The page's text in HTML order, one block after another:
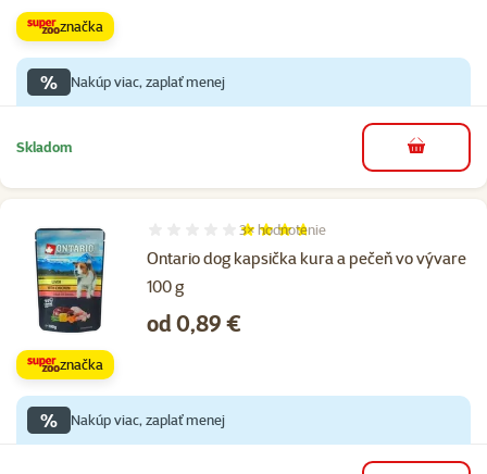
značka
% Nakúp viac, zaplať menej
Skladom do košíka
Ontario dog kapsička kura a pečeň vo vývare
100 g
Hodnotenie 73%, počet hodnotení: 3
3× hodnotenie
Cena
od 0,89 €
značka
% Nakúp viac, zaplať menej